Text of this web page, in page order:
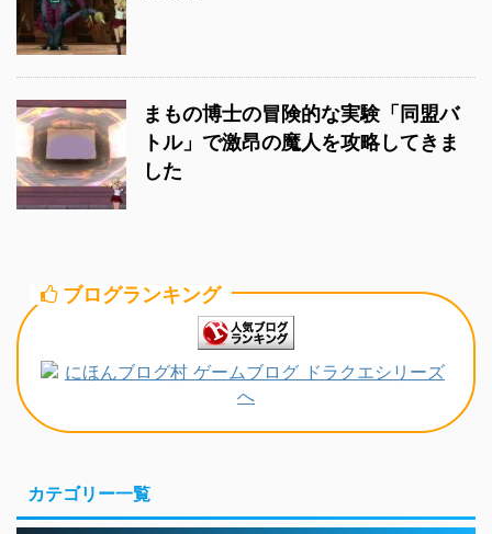
まもの博士の冒険的な実験「同盟バ
トル」で激昂の魔人を攻略してきま
した
ブログランキング
カテゴリー一覧